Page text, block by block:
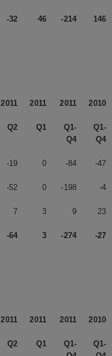
-32 46 -214 146
2011 2011 2011 2010
Q2 Q1
Q1-
Q4
Q1-
Q4
-19 0 -84 -47
-52 0 -198 -4
7 3 9 23
-64 3 -274 -27
2011 2011 2011 2010
Q2 Q1
Q1-
Q1-